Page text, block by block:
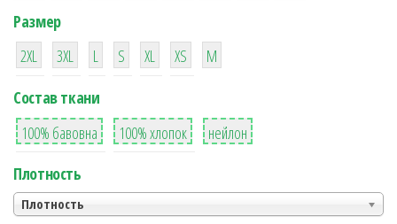
Размер
38
2XL
16
3XL
42
L
42
S
42
XL XS
М
Состав ткани
8
100% бавовна
36
100% хлопок
2
нейлон
Плотность
Плотность